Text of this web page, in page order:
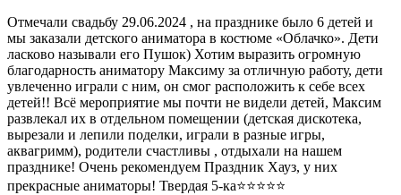
Отмечали свадьбу 29.06.2024 , на празднике было 6 детей и
мы заказали детского аниматора в костюме «Облачко». Дети
ласково называли его Пушок) Хотим выразить огромную
благодарность аниматору Максиму за отличную работу, дети
увлеченно играли с ним, он смог расположить к себе всех
детей!! Всё мероприятие мы почти не видели детей, Максим
развлекал их в отдельном помещении (детская дискотека,
вырезали и лепили поделки, играли в разные игры,
аквагримм), родители счастливы , отдыхали на нашем
празднике! Очень рекомендуем Праздник Хауз, у них
прекрасные аниматоры! Твердая 5-ка⭐️⭐️⭐️⭐️⭐️